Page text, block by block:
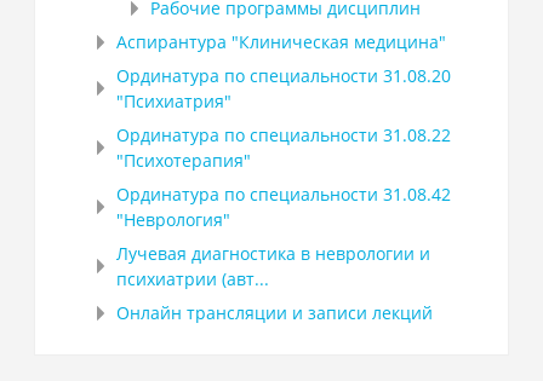
Рабочие программы дисциплин
Аспирантура "Клиническая медицина"
Ординатура по специальности 31.08.20
"Психиатрия"
Ординатура по специальности 31.08.22
"Психотерапия"
Ординатура по специальности 31.08.42
"Неврология"
Лучевая диагностика в неврологии и
психиатрии (авт...
Онлайн трансляции и записи лекций